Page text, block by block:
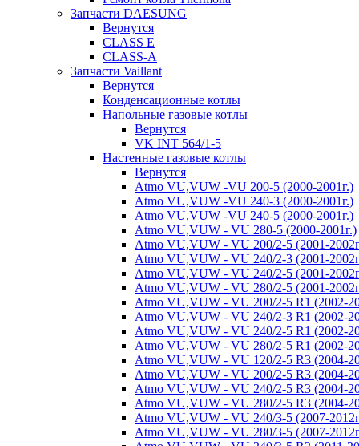
Запчасти DAESUNG
Вернутся
CLASS E
CLASS-A
Запчасти Vaillant
Вернутся
Конденсационные котлы
Напольные газовые котлы
Вернутся
VK INT 564/1-5
Настенные газовые котлы
Вернутся
Atmo VU,VUW -VU 200-5 (2000-2001г.)
Atmo VU,VUW -VU 240-3 (2000-2001г.)
Atmo VU,VUW -VU 240-5 (2000-2001г.)
Atmo VU,VUW - VU 280-5 (2000-2001г.)
Atmo VU,VUW - VU 200/2-5 (2001-
Atmo VU,VUW - VU 240/2-3 (2001-
Atmo VU,VUW - VU 240/2-5 (2001-
Atmo VU,VUW - VU 280/2-5 (2001-
Atmo VU,VUW - VU 200/2-5 R1 (2002-
Atmo VU,VUW - VU 240/2-3 R1 (2002-
Atmo VU,VUW - VU 240/2-5 R1 (2002-
Atmo VU,VUW - VU 280/2-5 R1 (2002-
Atmo VU,VUW - VU 120/2-5 R3 (2004-
Atmo VU,VUW - VU 200/2-5 R3 (2004-
Atmo VU,VUW - VU 240/2-5 R3 (2004-
Atmo VU,VUW - VU 280/2-5 R3 (2004-
Atmo VU,VUW - VU 240/3-5 (2007-
Atmo VU,VUW - VU 280/3-5 (2007-